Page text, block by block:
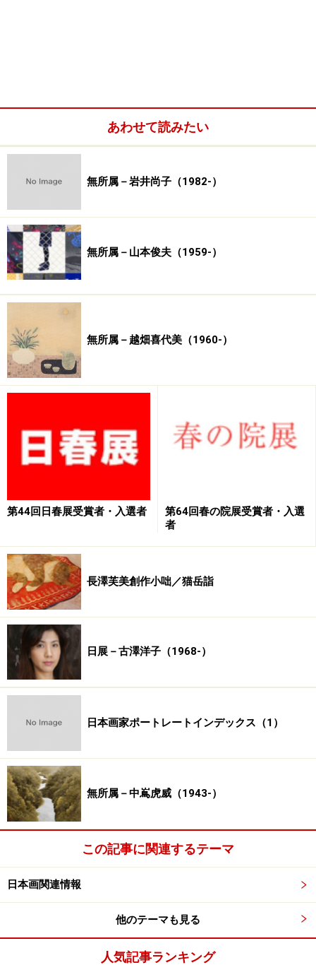
松本市立美術館
横浜市民ギャラリー
山種美術館
諏訪北澤美術館
■関連記事：日本画の鑑定・売却・保存・修復
物故日本画家一覧
■画家総索引へ
※記事内容は執筆時点のものです。最新の内容をご確認くださ
い。
あわせて読みたい
無所属－岩井尚子（1982-）
無所属－山本俊夫（1959-）
無所属－越畑喜代美（1960-）
第44回日春展受賞者・入選者
第64回春の院展受賞者・入選
者
長澤芙美創作小咄／猫岳詣
日展－古澤洋子（1968-）
日本画家ポートレートインデックス（1）
無所属－中嶌虎威（1943-）
この記事に関連するテーマ
日本画関連情報
他のテーマも見る
人気記事ランキング